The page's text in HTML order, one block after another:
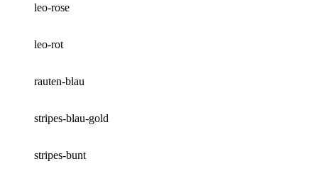
leo-rose
leo-rot
rauten-blau
stripes-blau-gold
stripes-bunt